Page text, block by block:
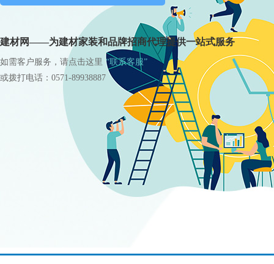
建材网——为建材家装和品牌招商代理提供一站式服务
如需客户服务，请点击这里 “联系客服”
或拨打电话：0571-89938887